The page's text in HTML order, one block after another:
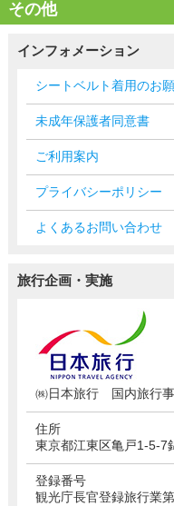
その他
インフォメーション
シートベルト着用のお
未成年保護者同意書
ご利用案内
プライバシーポリシー
よくあるお問い合わせ
旅行企画・実施
㈱日本旅行 国内旅行
住所
東京都江東区亀戸1-5-7
登録番号
観光庁長官登録旅行業